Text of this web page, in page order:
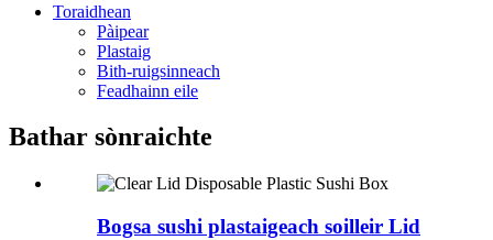
Toraidhean
Pàipear
Plastaig
Bith-ruigsinneach
Feadhainn eile
Bathar sònraichte
Bogsa sushi plastaigeach soilleir Lid